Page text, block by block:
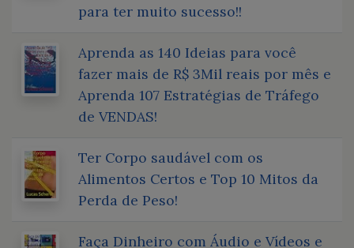
para ter muito sucesso!!
Aprenda as 140 Ideias para você
fazer mais de R$ 3Mil reais por mês e
Aprenda 107 Estratégias de Tráfego
de VENDAS!
Ter Corpo saudável com os
Alimentos Certos e Top 10 Mitos da
Perda de Peso!
Faça Dinheiro com Áudio e Vídeos e